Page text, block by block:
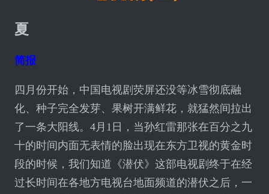
夏
简报
四月份开始，中国电视剧荧屏还没等冰雪彻底融
化、种子完全发芽、果树开满鲜花，就猛然间拉出
了一条大阳线。4月1日，当孙红雷那张在百分之九
十的时间内面无表情的脸出现在东方卫视的黄金时
段的时候，我们知道《潜伏》这部电视剧终于在经
过长时间在各地方电视台地面频道的潜伏之后，一